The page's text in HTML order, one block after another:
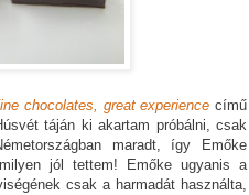
chocolates, great experience című
táján ki akartam próbálni, csak
maradt, így Emőke
jól tettem! Emőke ugyanis a
csak a harmadát használta,